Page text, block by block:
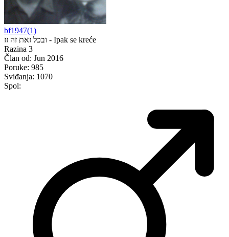
bf1947(1)
ובכל זאת זה זז - Ipak se kreće
Razina 3
Član od: Jun 2016
Poruke: 985
Sviđanja: 1070
Spol: